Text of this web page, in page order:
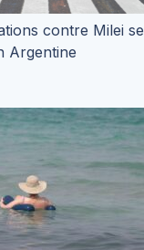
contre Milei se
Argentine